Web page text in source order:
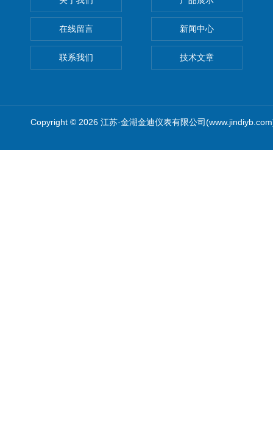
在线留言
联系我们
新闻中心
技术文章
Copyright © 2026 江苏·金湖金迪仪表有限公司